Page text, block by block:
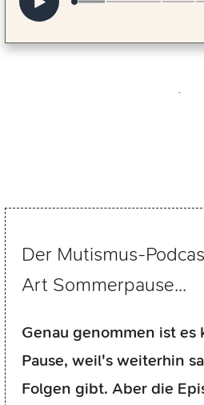
Der Mutismus-
Art Sommerpause...
Genau genommen ist es
Pause, weil's weiterhin
Folgen gibt. Aber die